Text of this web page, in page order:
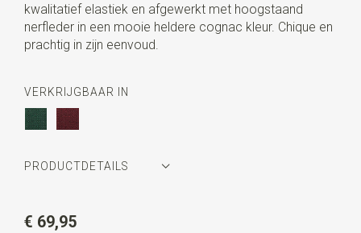
kwalitatief elastiek en afgewerkt met hoogstaand
nerfleder in een mooie heldere cognac kleur. Chique en
prachtig in zijn eenvoud.
VERKRIJGBAAR IN
PRODUCTDETAILS
€ 69,95